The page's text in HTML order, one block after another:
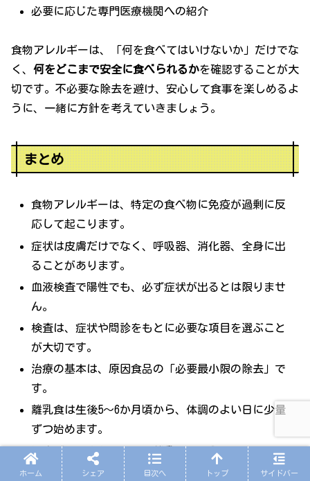
必要に応じた専門医療機関への紹介
食物アレルギーは、「何を食べてはいけないか」だけでな
く、 何をどこまで安全に食べられるかを確認することが大
切です。不必要な除去を避け、安心して食事を楽しめるよ
うに、一緒に方針を考えていきましょう。
まとめ
食物アレルギーは、特定の食べ物に免疫が過剰に反
応して起こります。
症状は皮膚だけでなく、呼吸器、消化器、全身に出
ることがあります。
血液検査で陽性でも、必ず症状が出るとは限りませ
ん。
検査は、症状や問診をもとに必要な項目を選ぶこと
が大切です。
治療の基本は、原因食品の「必要最小限の除去」で
す。
離乳食は生後5〜6か月頃から、体調のよい日に少量
ずつ始めます。
湿疹がある赤ちゃんは、離乳食を遅らせるよりも、
湿疹をしっかり治療することが重要です。
ホーム シェア 目次へ トップ サイドバー